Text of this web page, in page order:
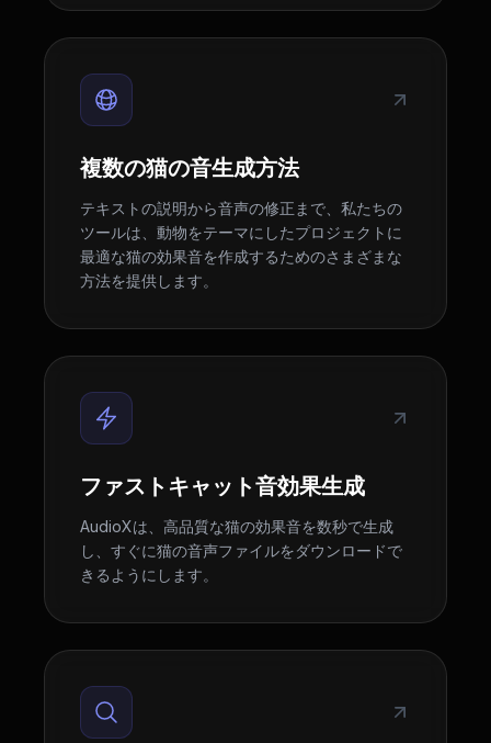
複数の猫の音生成方法
テキストの説明から音声の修正まで、私たちの
ツールは、動物をテーマにしたプロジェクトに
最適な猫の効果音を作成するためのさまざまな
方法を提供します。
ファストキャット音効果生成
AudioXは、高品質な猫の効果音を数秒で生成
し、すぐに猫の音声ファイルをダウンロードで
きるようにします。